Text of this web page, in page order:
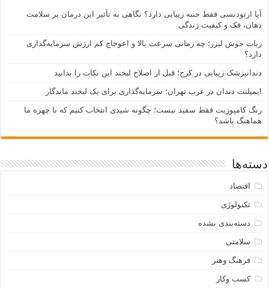
آیا ارتودنسی فقط جنبه زیبایی دارد؟ نگاهی به تأثیر این درمان بر سلامت
دهان، فک و کیفیت زندگی
ربات جوش لیزر؛ چه زمانی سرعت بالا و اعوجاج کم ارزش سرمایه‌گذاری
دارد؟
دندانپزشک زیبایی در کرج؛ قبل از اصلاح لبخند این نکات را بدانید
ایمپلنت دندان در غرب تهران؛ سرمایه‌گذاری برای یک لبخند ماندگار
رنگ کامپوزیت فقط سفید نیست؛ چگونه شیدی انتخاب کنیم که با چهره ما
هماهنگ باشد؟
دسته‌ها
اقتصاد
تکنولوژی
دسته‌بندی نشده
سلامتی
فرهنگ وهنر
کسب وکار